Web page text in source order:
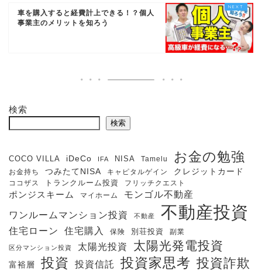
車を購入すると経費計上できる！？個人
事業主のメリットを知ろう
検索
検索
COCO VILLA iDeCo IFA NISA Tamelu お金の勉強
お金持ち つみたてNISA キャピタルゲイン クレジットカード
ココザス トランクルーム投資 フリッチクエスト
ポンジスキーム マイホーム モンゴル不動産
ワンルームマンション投資 不動産 不動産投資
住宅ローン 住宅購入 保険 別荘投資 副業
区分マンション投資 太陽光投資 太陽光発電投資
富裕層 投資 投資信託 投資家思考 投資詐欺